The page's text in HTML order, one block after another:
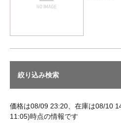
絞り込み検索
価格は08/09 23:20、在庫は08/10
11:05)時点の情報です